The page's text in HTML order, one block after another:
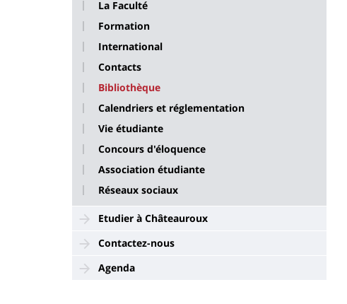
La Faculté
Formation
International
Contacts
Bibliothèque
Calendriers et réglementation
Vie étudiante
Concours d'éloquence
Association étudiante
Réseaux sociaux
Etudier à Châteauroux
Contactez-nous
Agenda